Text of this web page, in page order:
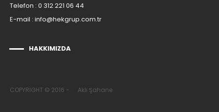
Telefon : 0 312 221 06 44
E-mail : info@hekgrup.com.tr
HAKKIMIZDA
COPYRIGHT © 2016 - Aklı Şahane